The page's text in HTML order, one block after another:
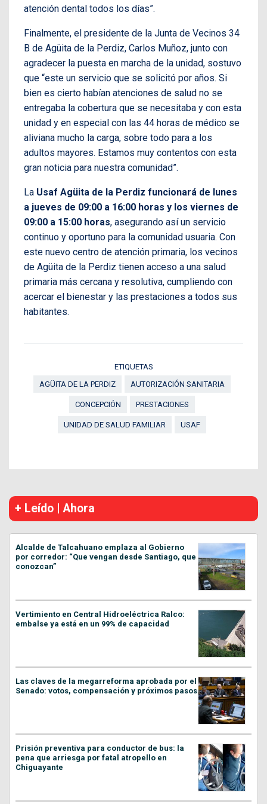
atención dental todos los días”.
Finalmente, el presidente de la Junta de Vecinos 34
B de Agüita de la Perdiz, Carlos Muñoz, junto con
agradecer la puesta en marcha de la unidad, sostuvo
que “este un servicio que se solicitó por años. Si
bien es cierto habían atenciones de salud no se
entregaba la cobertura que se necesitaba y con esta
unidad y en especial con las 44 horas de médico se
aliviana mucho la carga, sobre todo para a los
adultos mayores. Estamos muy contentos con esta
gran noticia para nuestra comunidad”.
La Usaf Agüita de la Perdiz funcionará de lunes
a jueves de 09:00 a 16:00 horas y los viernes de
09:00 a 15:00 horas, asegurando así un servicio
continuo y oportuno para la comunidad usuaria. Con
este nuevo centro de atención primaria, los vecinos
de Agüita de la Perdiz tienen acceso a una salud
primaria más cercana y resolutiva, cumpliendo con
acercar el bienestar y las prestaciones a todos sus
habitantes.
ETIQUETAS
AGÜITA DE LA PERDIZ
AUTORIZACIÓN SANITARIA
CONCEPCIÓN PRESTACIONES
UNIDAD DE SALUD FAMILIAR USAF
+ Leído | Ahora
Alcalde de Talcahuano emplaza al Gobierno
por corredor: “Que vengan desde Santiago, que
conozcan”
Vertimiento en Central Hidroeléctrica Ralco:
embalse ya está en un 99% de capacidad
Las claves de la megarreforma aprobada por el
Senado: votos, compensación y próximos pasos
Prisión preventiva para conductor de bus: la
pena que arriesga por fatal atropello en
Chiguayante